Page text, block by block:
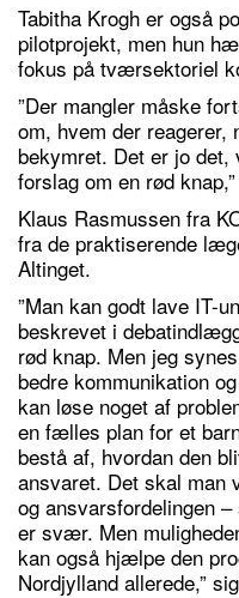
Tabitha Krogh er også
pilotprojekt, men hun
fokus på tværsektoriel
”Der mangler måske
om, hvem der reagerer,
bekymret. Det er jo
forslag om en rød
Klaus Rasmussen fra
fra de praktiserende
Altinget.
”Man kan godt lave IT-
beskrevet i
rød knap. Men jeg
bedre kommunikation
kan løse noget af
en fælles plan for et
bestå af, hvordan den
ansvaret. Det skal
og ansvarsfordelingen
er svær. Men
kan også hjælpe den
Nordjylland allerede,”